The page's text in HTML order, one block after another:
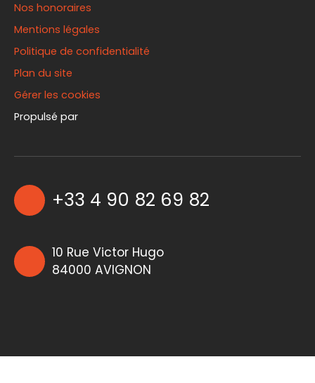
Nos honoraires
Mentions légales
Politique de confidentialité
Plan du site
Gérer les cookies
Propulsé par
+33 4 90 82 69 82
10 Rue Victor Hugo
84000 AVIGNON